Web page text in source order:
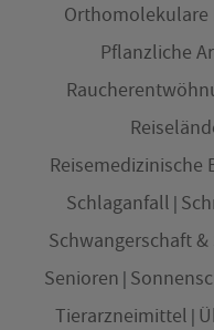
Orthomolekulare
Pflanzliche
Reisemedizinische
Schlaganfall
Schwangerschaft
Senioren
Tierarzneimittel